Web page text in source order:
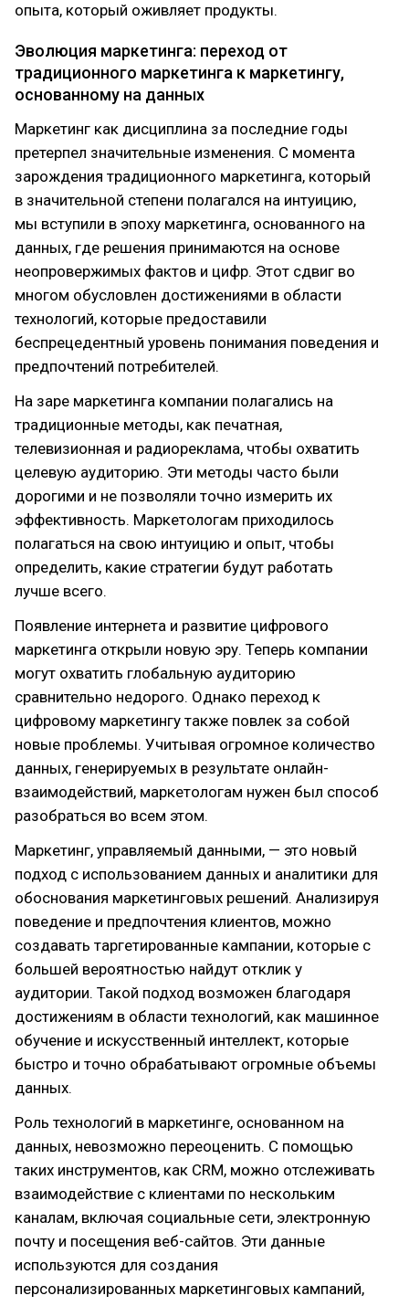
опыта, который оживляет продукты.
Эволюция маркетинга: переход от
традиционного маркетинга к маркетингу,
основанному на данных
Маркетинг как дисциплина за последние годы
претерпел значительные изменения. С момента
зарождения традиционного маркетинга, который
в значительной степени полагался на интуицию,
мы вступили в эпоху маркетинга, основанного на
данных, где решения принимаются на основе
неопровержимых фактов и цифр. Этот сдвиг во
многом обусловлен достижениями в области
технологий, которые предоставили
беспрецедентный уровень понимания поведения и
предпочтений потребителей.
На заре маркетинга компании полагались на
традиционные методы, как печатная,
телевизионная и радиореклама, чтобы охватить
целевую аудиторию. Эти методы часто были
дорогими и не позволяли точно измерить их
эффективность. Маркетологам приходилось
полагаться на свою интуицию и опыт, чтобы
определить, какие стратегии будут работать
лучше всего.
Появление интернета и развитие цифрового
маркетинга открыли новую эру. Теперь компании
могут охватить глобальную аудиторию
сравнительно недорого. Однако переход к
цифровому маркетингу также повлек за собой
новые проблемы. Учитывая огромное количество
данных, генерируемых в результате онлайн-
взаимодействий, маркетологам нужен был способ
разобраться во всем этом.
Маркетинг, управляемый данными, — это новый
подход с использованием данных и аналитики для
обоснования маркетинговых решений. Анализируя
поведение и предпочтения клиентов, можно
создавать таргетированные кампании, которые с
большей вероятностью найдут отклик у
аудитории. Такой подход возможен благодаря
достижениям в области технологий, как машинное
обучение и искусственный интеллект, которые
быстро и точно обрабатывают огромные объемы
данных.
Роль технологий в маркетинге, основанном на
данных, невозможно переоценить. С помощью
таких инструментов, как CRM, можно отслеживать
взаимодействие с клиентами по нескольким
каналам, включая социальные сети, электронную
почту и посещения веб-сайтов. Эти данные
используются для создания
персонализированных маркетинговых кампаний,